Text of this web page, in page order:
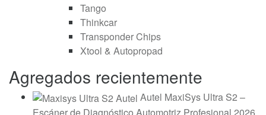
Tango
Thinkcar
Transponder Chips
Xtool & Autopropad
Agregados recientemente
Autel MaxiSys Ultra S2 –